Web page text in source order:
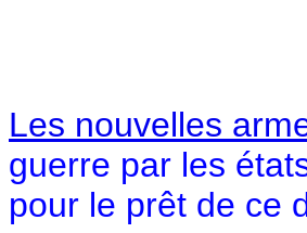
Les nouvelles
guerre par les
pour le prêt de ce